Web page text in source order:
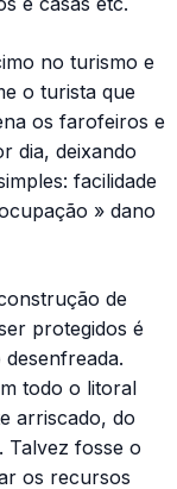
no turismo e
o turista que
os farofeiros e
dia, deixando
facilidade
» dano
de
protegidos é
todo o litoral
arriscado, do
Talvez fosse o
os recursos